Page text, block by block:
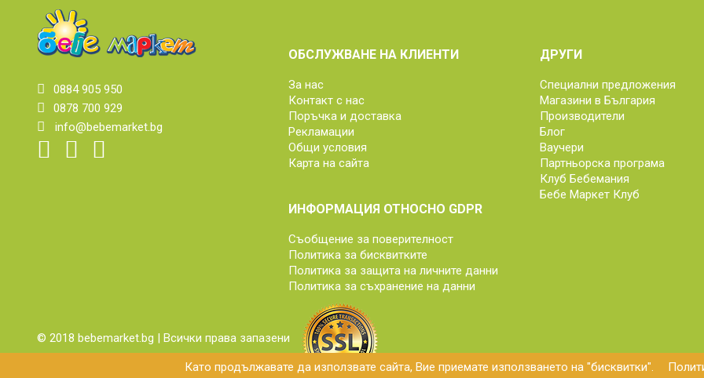
Като продължавате да използвате сайта, Вие приемате използването на "бисквитки".
0884 905 950
0878 700 929
info@bebemarket.bg
ОБСЛУЖВАНЕ НА КЛИЕНТИ
За нас
Контакт с нас
Поръчка и доставка
Рекламации
Общи условия
Карта на сайта
ИНФОРМАЦИЯ ОТНОСНО GDPR
Съобщение за поверителност
Политика за бисквитките
Политика за защита на личните данни
Политика за съхранение на данни
ДРУГИ
Специални предложения
Магазини в България
Производители
Блог
Ваучери
Партньорска програма
Клуб Бебемания
Бебе Маркет Клуб
© 2018 bebemarket.bg | Всички права запазени